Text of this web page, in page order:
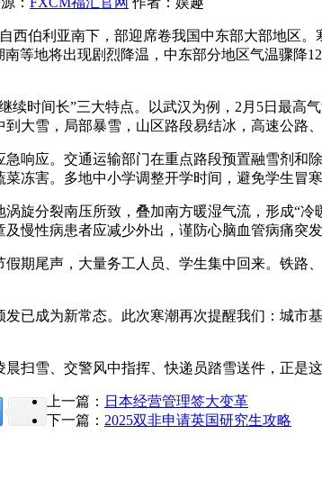
西伯利亚南下，部迎席卷我国中东部大部地区。
等地将出现剧烈降温，中东部分地区气温骤降
续时间长”三大特点。以武汉为例，2月5日最
大雪，局部暴雪，山区路段易结冰，高速公路
响应。交通运输部门在重点路段预置融雪剂
冻害。多地中小学调整开学时间，避免学生冒寒
旋分裂南压所致，叠加南方暖湿气流，形成“
慢性病患者应减少外出，谨防心脑血管病痛突发
期尾声，大量务工人员、学生集中回来。铁
已成为新常态。此次寒潮再次提醒我们：城
扫雪、交警风中指挥、快递员踏雪送件，正是
上一篇： 日本经营管理签大变革
下一篇： 2025双非申请英国研究生攻略